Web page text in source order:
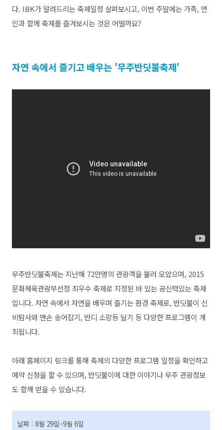
다. IBK가 알려드리는 축제일정 살펴보시고, 이번 주말에는 가족, 연
인과 함께 축제를 즐겨보시는 것은 어떨까요?
자연 속에서 즐기고 배우는 '무주반딧불축제'
무주반딧불축제는 지난해 72만명의 관광객을 불러 모았으며, 2015
문화체육관광부선정 최우수 축제로 지정된 바 있는 공신력있는 축제
입니다. 자연 속에서 자연을 배우며 즐기는 환경 축제로, 반딧불이 신
비탐사와 맨손 송어잡기, 반디 소망등 달기 등 다양한 프로그램이 개
최됩니다.
아래 홈페이지 링크를 통해 축제의 다양한 프로그램 일정을 확인하고
예약 신청을 할 수 있으며, 반딧불이에 대한 이야기나 무주 관광정보
도 함께 얻을 수 있습니다.
날짜 : 8월 29일~9월 6일